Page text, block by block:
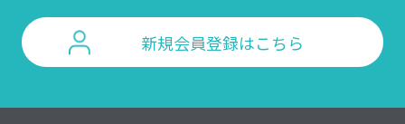
新規会員登録はこちら